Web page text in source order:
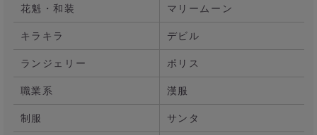
花魁・和装
マリームーン
キラキラ
デビル
ランジェリー
ポリス
職業系
漢服
制服
サンタ